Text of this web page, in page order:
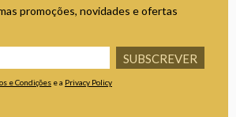
promoções, novidades e ofertas
SUBSCREVER
e Condições e a Privacy Policy